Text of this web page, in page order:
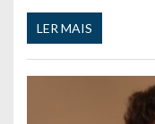
LER MAIS